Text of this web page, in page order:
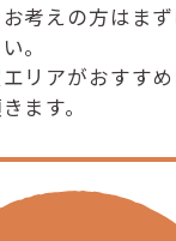
考えの方はま
。
リアがおすす
ます。